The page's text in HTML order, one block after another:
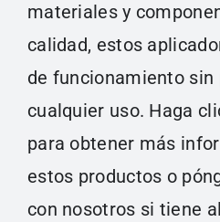
materiales y
calidad, estos
de funcionamiento sin
cualquier uso. Haga
para obtener más
estos productos o
con nosotros si tiene